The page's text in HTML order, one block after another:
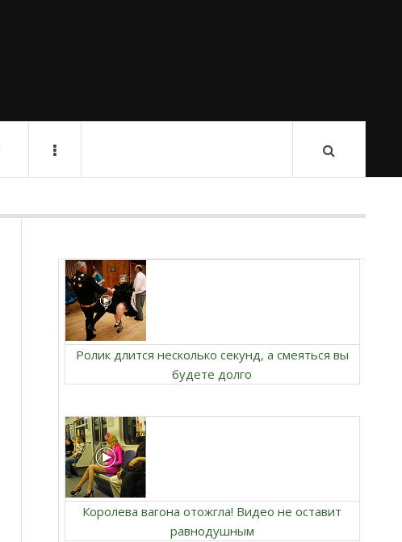
Ролик длится несколько секунд, а смеяться вы
будете долго
Королева вагона отожгла! Видео не оставит
равнодушным